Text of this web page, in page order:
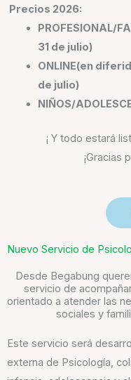
Precios 2026:
PROFESIONAL/
31 de julio)
ONLINE(en
de julio)
NIÑOS/
¡ Y todo estará
¡Gracias
Nuevo Servicio de
Desde Begabung
servicio de
orientado a atender las
sociales y
Este servicio será
externa de Psicología,